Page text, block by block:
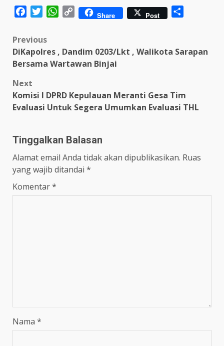
FacebookTwitterWhatsApp
Copy Share Post
Post
navigation
Previous
DiKapolres , Dandim 0203/Lkt , Walikota Sarapan
Bersama Wartawan Binjai
Next
Komisi I DPRD Kepulauan Meranti Gesa Tim
Evaluasi Untuk Segera Umumkan Evaluasi THL
Tinggalkan Balasan
Alamat email Anda tidak akan dipublikasikan. Ruas
yang wajib ditandai *
Komentar*
Nama *